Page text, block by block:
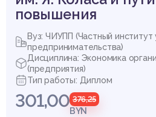
повышения
Вуз: ЧИУПП (Частный институт
предпринимательства)
Дисциплина: Экономика
(предприятия)
Тип работы: Диплом
301,00 376,25
BYN